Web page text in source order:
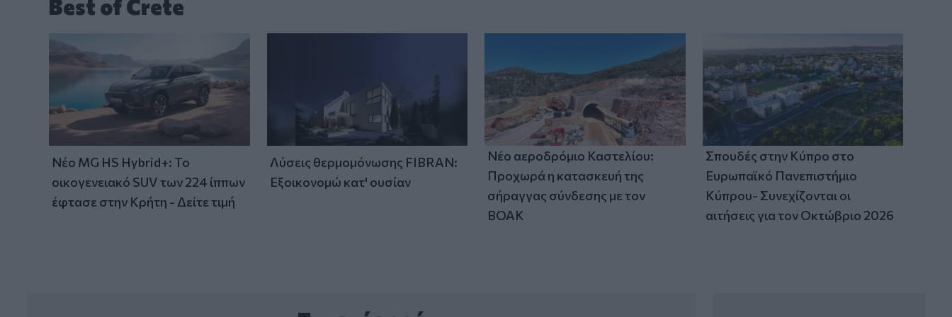
Best of Crete
Νέο MG HS Hybrid+: Το
οικογενειακό SUV των 224 ίππων
έφτασε στην Κρήτη - Δείτε τιμή
Λύσεις θερμομόνωσης FIBRAN:
Εξοικονομώ κατ' ουσίαν
Νέο αεροδρόμιο Καστελίου:
Προχωρά η κατασκευή της
σήραγγας σύνδεσης με τον
ΒΟΑΚ
Σπουδές στην Κύπρο στο
Ευρωπαϊκό Πανεπιστήμιο
Κύπρου- Συνεχίζονται οι
αιτήσεις για τον Οκτώβριο 2026